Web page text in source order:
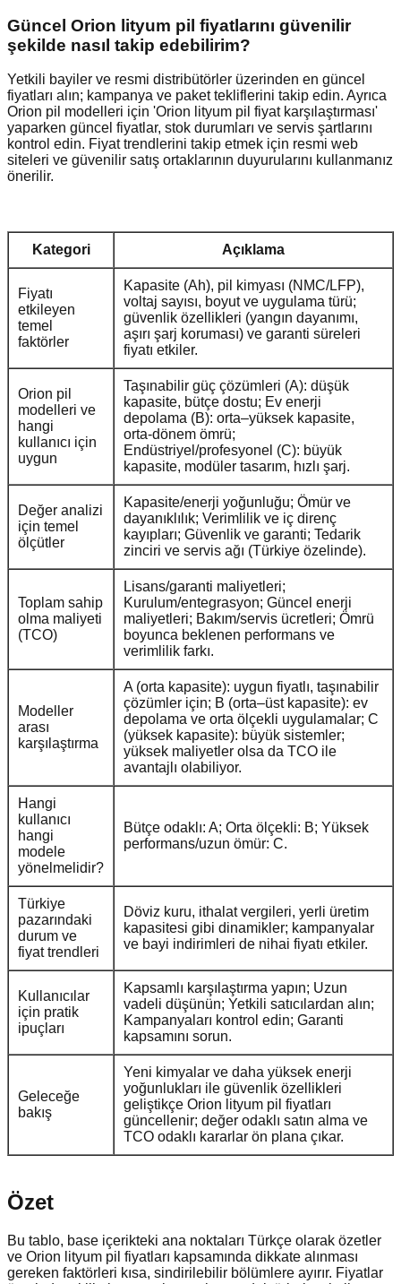
Güncel Orion lityum pil fiyatlarını güvenilir
şekilde nasıl takip edebilirim?
Yetkili bayiler ve resmi distribütörler üzerinden en güncel
fiyatları alın; kampanya ve paket tekliflerini takip edin. Ayrıca
Orion pil modelleri için 'Orion lityum pil fiyat karşılaştırması'
yaparken güncel fiyatlar, stok durumları ve servis şartlarını
kontrol edin. Fiyat trendlerini takip etmek için resmi web
siteleri ve güvenilir satış ortaklarının duyurularını kullanmanız
önerilir.
Kategori Açıklama
Fiyatı
etkileyen
temel
faktörler
Kapasite (Ah), pil kimyası (NMC/LFP),
voltaj sayısı, boyut ve uygulama türü;
güvenlik özellikleri (yangın dayanımı,
aşırı şarj koruması) ve garanti süreleri
fiyatı etkiler.
Orion pil
modelleri ve
hangi
kullanıcı için
uygun
Taşınabilir güç çözümleri (A): düşük
kapasite, bütçe dostu; Ev enerji
depolama (B): orta–yüksek kapasite,
orta-dönem ömrü;
Endüstriyel/profesyonel (C): büyük
kapasite, modüler tasarım, hızlı şarj.
Değer analizi
için temel
ölçütler
Kapasite/enerji yoğunluğu; Ömür ve
dayanıklılık; Verimlilik ve iç direnç
kayıpları; Güvenlik ve garanti; Tedarik
zinciri ve servis ağı (Türkiye özelinde).
Toplam sahip
olma maliyeti
(TCO)
Lisans/garanti maliyetleri;
Kurulum/entegrasyon; Güncel enerji
maliyetleri; Bakım/servis ücretleri; Ömrü
boyunca beklenen performans ve
verimlilik farkı.
Modeller
arası
karşılaştırma
A (orta kapasite): uygun fiyatlı, taşınabilir
çözümler için; B (orta–üst kapasite): ev
depolama ve orta ölçekli uygulamalar; C
(yüksek kapasite): büyük sistemler;
yüksek maliyetler olsa da TCO ile
avantajlı olabiliyor.
Hangi
kullanıcı
hangi
modele
yönelmelidir?
Bütçe odaklı: A; Orta ölçekli: B; Yüksek
performans/uzun ömür: C.
Türkiye
pazarındaki
durum ve
fiyat trendleri
Döviz kuru, ithalat vergileri, yerli üretim
kapasitesi gibi dinamikler; kampanyalar
ve bayi indirimleri de nihai fiyatı etkiler.
Kullanıcılar
için pratik
ipuçları
Kapsamlı karşılaştırma yapın; Uzun
vadeli düşünün; Yetkili satıcılardan alın;
Kampanyaları kontrol edin; Garanti
kapsamını sorun.
Geleceğe
bakış
Yeni kimyalar ve daha yüksek enerji
yoğunlukları ile güvenlik özellikleri
geliştikçe Orion lityum pil fiyatları
güncellenir; değer odaklı satın alma ve
TCO odaklı kararlar ön plana çıkar.
Özet
Bu tablo, base içerikteki ana noktaları Türkçe olarak özetler
ve Orion lityum pil fiyatları kapsamında dikkate alınması
gereken faktörleri kısa, sindirilebilir bölümlere ayırır. Fiyatlar